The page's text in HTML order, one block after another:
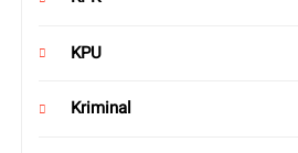
KPU
Kriminal